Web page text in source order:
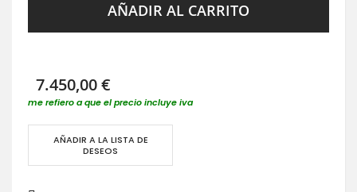
AÑADIR AL CARRITO
7.450,00 €
me refiero a que el precio incluye iva
AÑADIR A LA LISTA DE
DESEOS